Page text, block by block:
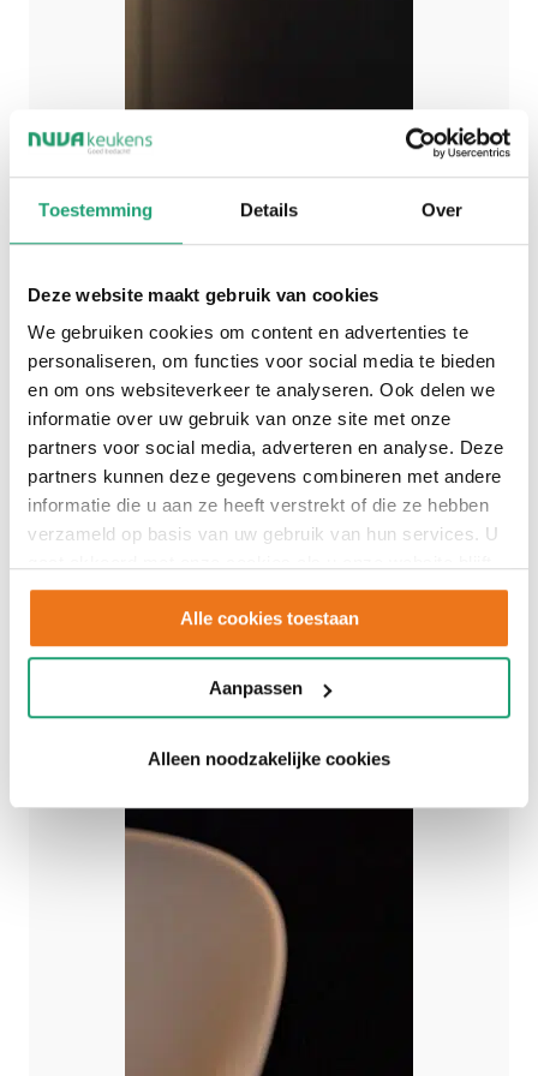
Toestemming Details Over
Deze website maakt gebruik van cookies
We gebruiken cookies om content en advertenties te
personaliseren, om functies voor social media te bieden
en om ons websiteverkeer te analyseren. Ook delen we
informatie over uw gebruik van onze site met onze
partners voor social media, adverteren en analyse. Deze
partners kunnen deze gegevens combineren met andere
informatie die u aan ze heeft verstrekt of die ze hebben
verzameld op basis van uw gebruik van hun services. U
gebruiken.
Alle cookies toestaan
Aanpassen
Alleen noodzakelijke cookies